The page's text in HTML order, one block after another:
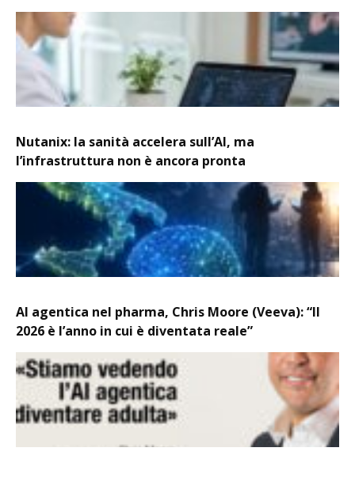
Nutanix: la sanità accelera sull’AI, ma
l’infrastruttura non è ancora pronta
AI agentica nel pharma, Chris Moore (Veeva): “Il
2026 è l’anno in cui è diventata reale”